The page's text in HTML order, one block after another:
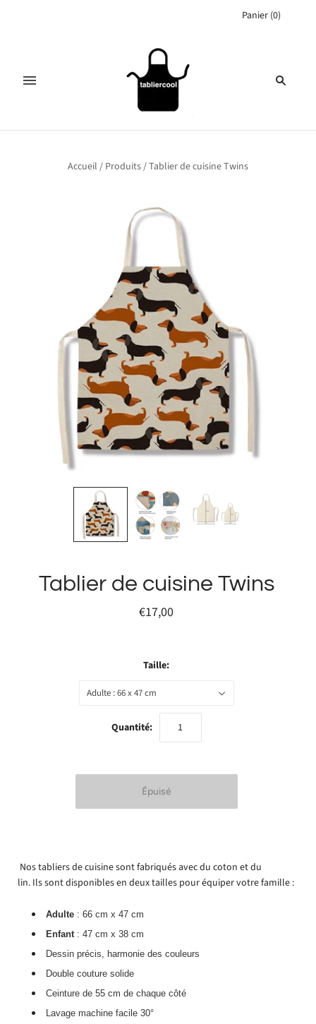
Panier (0)
Accueil / Produits/Tablier de cuisine Twins
Tablier de cuisine Twins
€17,00
Taille:
Adulte : 66 x 47 cm
Quantité:
Nos tabliers de cuisine sont fabriqués avec du coton et du
lin. Ils sont disponibles en deux tailles pour équiper votre famille :
Adulte : 66 cm x 47 cm
Enfant : 47 cm x 38 cm
Dessin précis, harmonie des couleurs
Double couture solide
Ceinture de 55 cm de chaque côté
Lavage machine facile 30°